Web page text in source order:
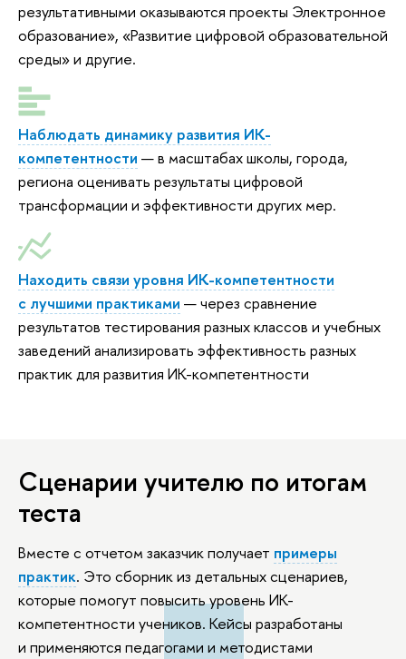
результативными оказываются проекты Электронное
образование», «Развитие цифровой образовательной
среды» и другие.
Наблюдать динамику развития ИК-
компетентности — в масштабах школы, города,
региона оценивать результаты цифровой
трансформации и эффективности других мер.
Находить связи уровня ИК-компетентности
с лучшими практиками — через сравнение
результатов тестирования разных классов и учебных
заведений анализировать эффективность разных
практик для развития ИК-компетентности
Сценарии учителю по итогам
теста
Вместе с отчетом заказчик получает примеры
практик. Это сборник из детальных сценариев,
которые помогут повысить уровень ИК-
компетентности учеников. Кейсы разработаны
и применяются педагогами и методистами